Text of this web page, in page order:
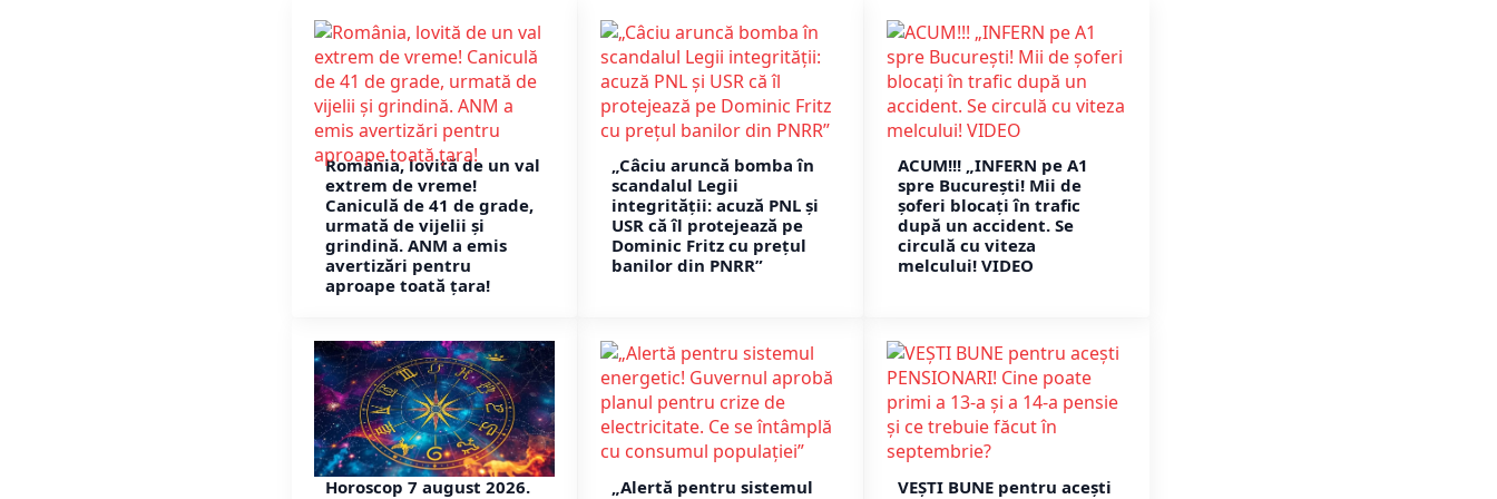
România, lovită de un val
extrem de vreme!
Caniculă de 41 de grade,
urmată de vijelii și
grindină. ANM a emis
avertizări pentru
aproape toată țara!
„Câciu aruncă bomba în
scandalul Legii
integrității: acuză PNL și
USR că îl protejează pe
Dominic Fritz cu prețul
banilor din PNRR”
ACUM!!! „INFERN pe A1
spre București! Mii de
șoferi blocați în trafic
după un accident. Se
circulă cu viteza
melcului! VIDEO
Horoscop 7 august 2026.
„Alertă pentru sistemul
VEȘTI BUNE pentru acești